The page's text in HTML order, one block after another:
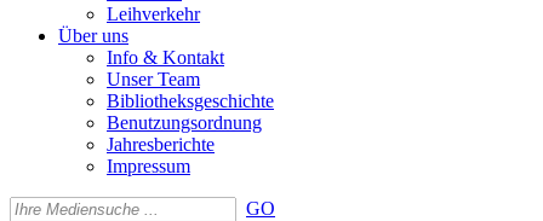
Leihverkehr
Über uns
Info & Kontakt
Unser Team
Bibliotheksgeschichte
Benutzungsordnung
Jahresberichte
Impressum
GO